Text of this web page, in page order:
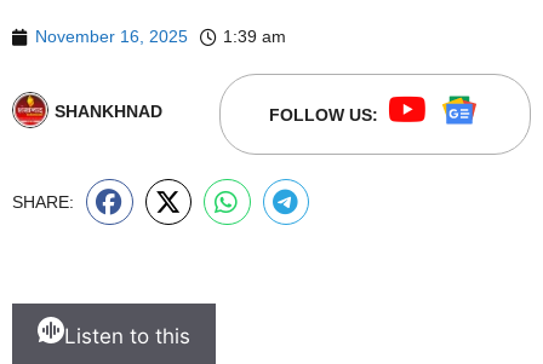
November 16, 2025 1:39 am
SHANKHNAD FOLLOW US:
SHARE:
Listen to this